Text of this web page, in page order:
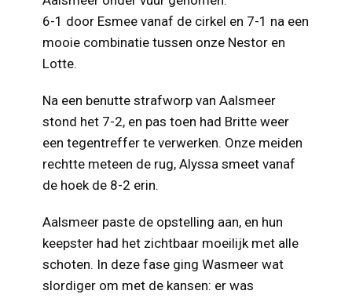
6-1 door Esmee vanaf de cirkel en 7-1 na een
mooie combinatie tussen onze Nestor en
Lotte.
Na een benutte strafworp van Aalsmeer
stond het 7-2, en pas toen had Britte weer
een tegentreffer te verwerken. Onze meiden
rechtte meteen de rug, Alyssa smeet vanaf
de hoek de 8-2 erin.
Aalsmeer paste de opstelling aan, en hun
keepster had het zichtbaar moeilijk met alle
schoten. In deze fase ging Wasmeer wat
slordiger om met de kansen: er was